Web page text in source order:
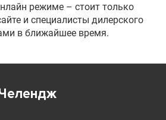
режиме – стоит только
и специалисты дилерского
в ближайшее время.